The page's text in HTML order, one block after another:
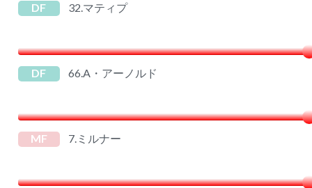
DF 32.マティプ
DF 66.A・アーノルド
MF 7.ミルナー